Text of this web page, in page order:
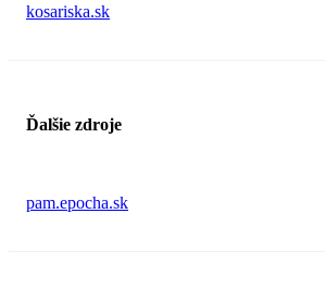
kosariska.sk
Ďalšie zdroje
pam.epocha.sk